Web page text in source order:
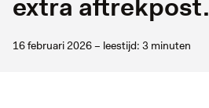
16 februari 2026 – leestijd: 3 minuten